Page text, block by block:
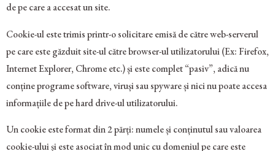
de pe care a accesat un site.
Cookie-ul este trimis printr-o solicitare emisă de către web-serverul
pe care este găzduit site-ul către browser-ul utilizatorului (Ex: Firefox,
Internet Explorer, Chrome etc.) și este complet “pasiv”, adică nu
conține programe software, viruși sau spyware și nici nu poate accesa
informațiile de pe hard drive-ul utilizatorului.
Un cookie este format din 2 părți: numele și conținutul sau valoarea
cookie-ului și este asociat în mod unic cu domeniul pe care este